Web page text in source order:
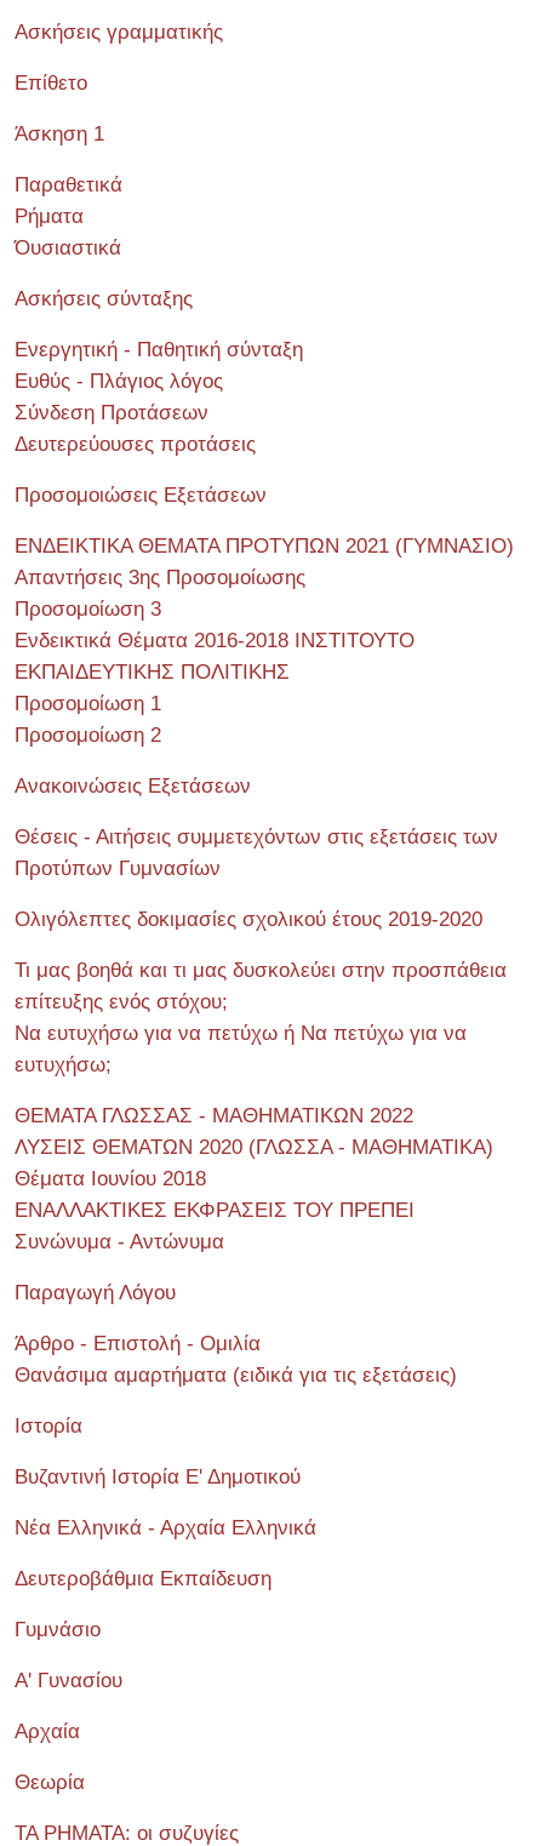
Ασκήσεις γραμματικής
Επίθετο
Άσκηση 1
Παραθετικά
Ρήματα
Όυσιαστικά
Ασκήσεις σύνταξης
Ενεργητική - Παθητική σύνταξη
Ευθύς - Πλάγιος λόγος
Σύνδεση Προτάσεων
Δευτερεύουσες προτάσεις
Προσομοιώσεις Εξετάσεων
ΕΝΔΕΙΚΤΙΚΑ ΘΕΜΑΤΑ ΠΡΟΤΥΠΩΝ 2021 (ΓΥΜΝΑΣΙΟ)
Απαντήσεις 3ης Προσομοίωσης
Προσομοίωση 3
Ενδεικτικά Θέματα 2016-2018 ΙΝΣΤΙΤΟΥΤΟ
ΕΚΠΑΙΔΕΥΤΙΚΗΣ ΠΟΛΙΤΙΚΗΣ
Προσομοίωση 1
Προσομοίωση 2
Ανακοινώσεις Εξετάσεων
Θέσεις - Αιτήσεις συμμετεχόντων στις εξετάσεις των
Προτύπων Γυμνασίων
Ολιγόλεπτες δοκιμασίες σχολικού έτους 2019-2020
Τι μας βοηθά και τι μας δυσκολεύει στην προσπάθεια
επίτευξης ενός στόχου;
Να ευτυχήσω για να πετύχω ή Να πετύχω για να
ευτυχήσω;
ΘΕΜΑΤΑ ΓΛΩΣΣΑΣ - ΜΑΘΗΜΑΤΙΚΩΝ 2022
ΛΥΣΕΙΣ ΘΕΜΑΤΩΝ 2020 (ΓΛΩΣΣΑ - ΜΑΘΗΜΑΤΙΚΑ)
Θέματα Ιουνίου 2018
ΕΝΑΛΛΑΚΤΙΚΕΣ ΕΚΦΡΑΣΕΙΣ ΤΟΥ ΠΡΕΠΕΙ
Συνώνυμα - Αντώνυμα
Παραγωγή Λόγου
Άρθρο - Επιστολή - Ομιλία
Θανάσιμα αμαρτήματα (ειδικά για τις εξετάσεις)
Ιστορία
Βυζαντινή Ιστορία Ε' Δημοτικού
Νέα Ελληνικά - Αρχαία Ελληνικά
Δευτεροβάθμια Εκπαίδευση
Γυμνάσιο
Α' Γυνασίου
Αρχαία
Θεωρία
ΤΑ ΡΗΜΑΤΑ: οι συζυγίες